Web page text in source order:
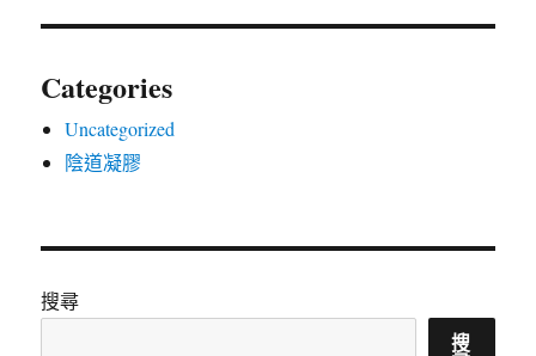
Categories
Uncategorized
陰道凝膠
搜尋
搜